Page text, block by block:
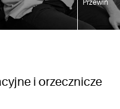
Przewiń
i orzecznicze